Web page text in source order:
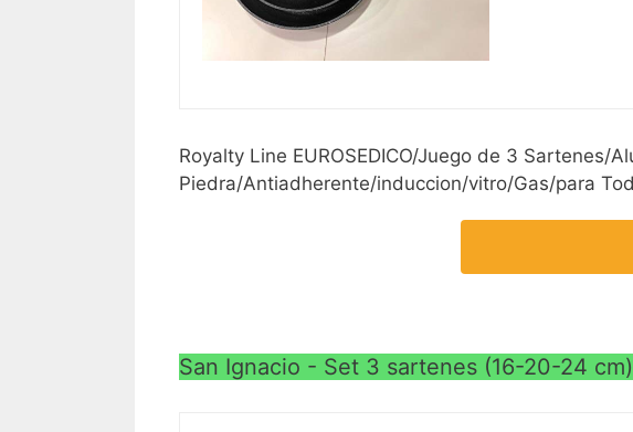
Royalty Line EUROSEDICO/Juego de 3 Sartenes/
Piedra/Antiadherente/induccion/vitro/Gas/para
San Ignacio - Set 3 sartenes (16-20-24